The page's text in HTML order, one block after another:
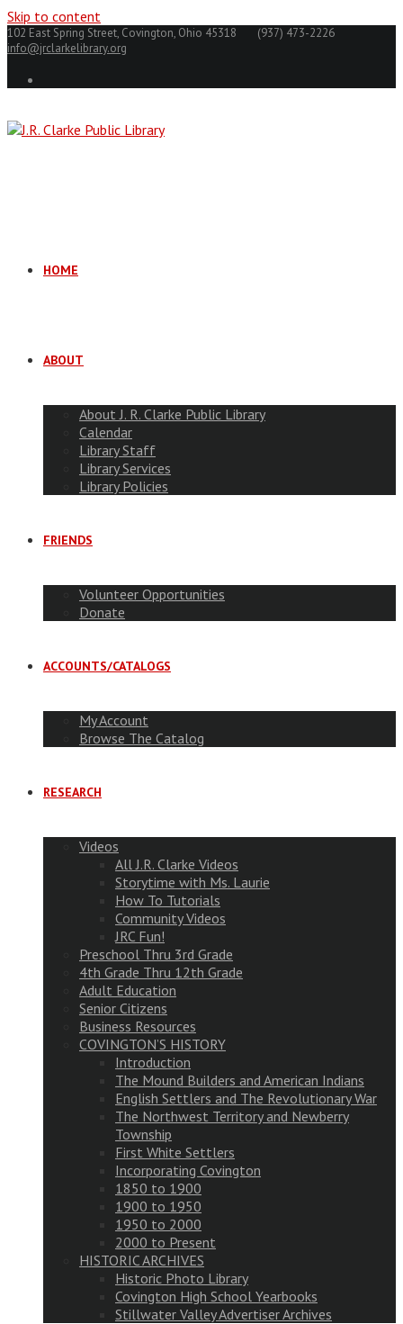
Skip to content
102 East Spring Street, Covington, Ohio 45318
(937) 473-2226
info@jrclarkelibrary.org
HOME
ABOUT
About J. R. Clarke Public Library
Calendar
Library Staff
Library Services
Library Policies
FRIENDS
Volunteer Opportunities
Donate
ACCOUNTS/CATALOGS
My Account
Browse The Catalog
RESEARCH
Videos
All J.R. Clarke Videos
Storytime with Ms. Laurie
How To Tutorials
Community Videos
JRC Fun!
Preschool Thru 3rd Grade
4th Grade Thru 12th Grade
Adult Education
Senior Citizens
Business Resources
COVINGTON’S HISTORY
Introduction
The Mound Builders and American Indians
English Settlers and The Revolutionary War
The Northwest Territory and Newberry
Township
First White Settlers
Incorporating Covington
1850 to 1900
1900 to 1950
1950 to 2000
2000 to Present
HISTORIC ARCHIVES
Historic Photo Library
Covington High School Yearbooks
Stillwater Valley Advertiser Archives